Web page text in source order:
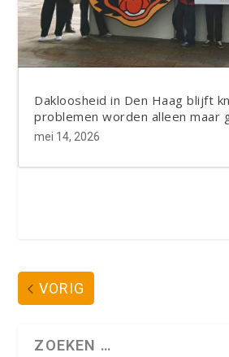
Dakloosheid in Den Haag blijft
problemen worden alleen maar
mei 14, 2026
VORIG